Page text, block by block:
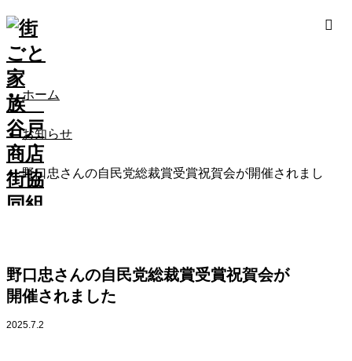
ホーム
お知らせ
野口忠さんの自民党総裁賞受賞祝賀会が開催されまし
野口忠さんの自民党総裁賞受賞祝賀会が
開催されました
2025.7.2